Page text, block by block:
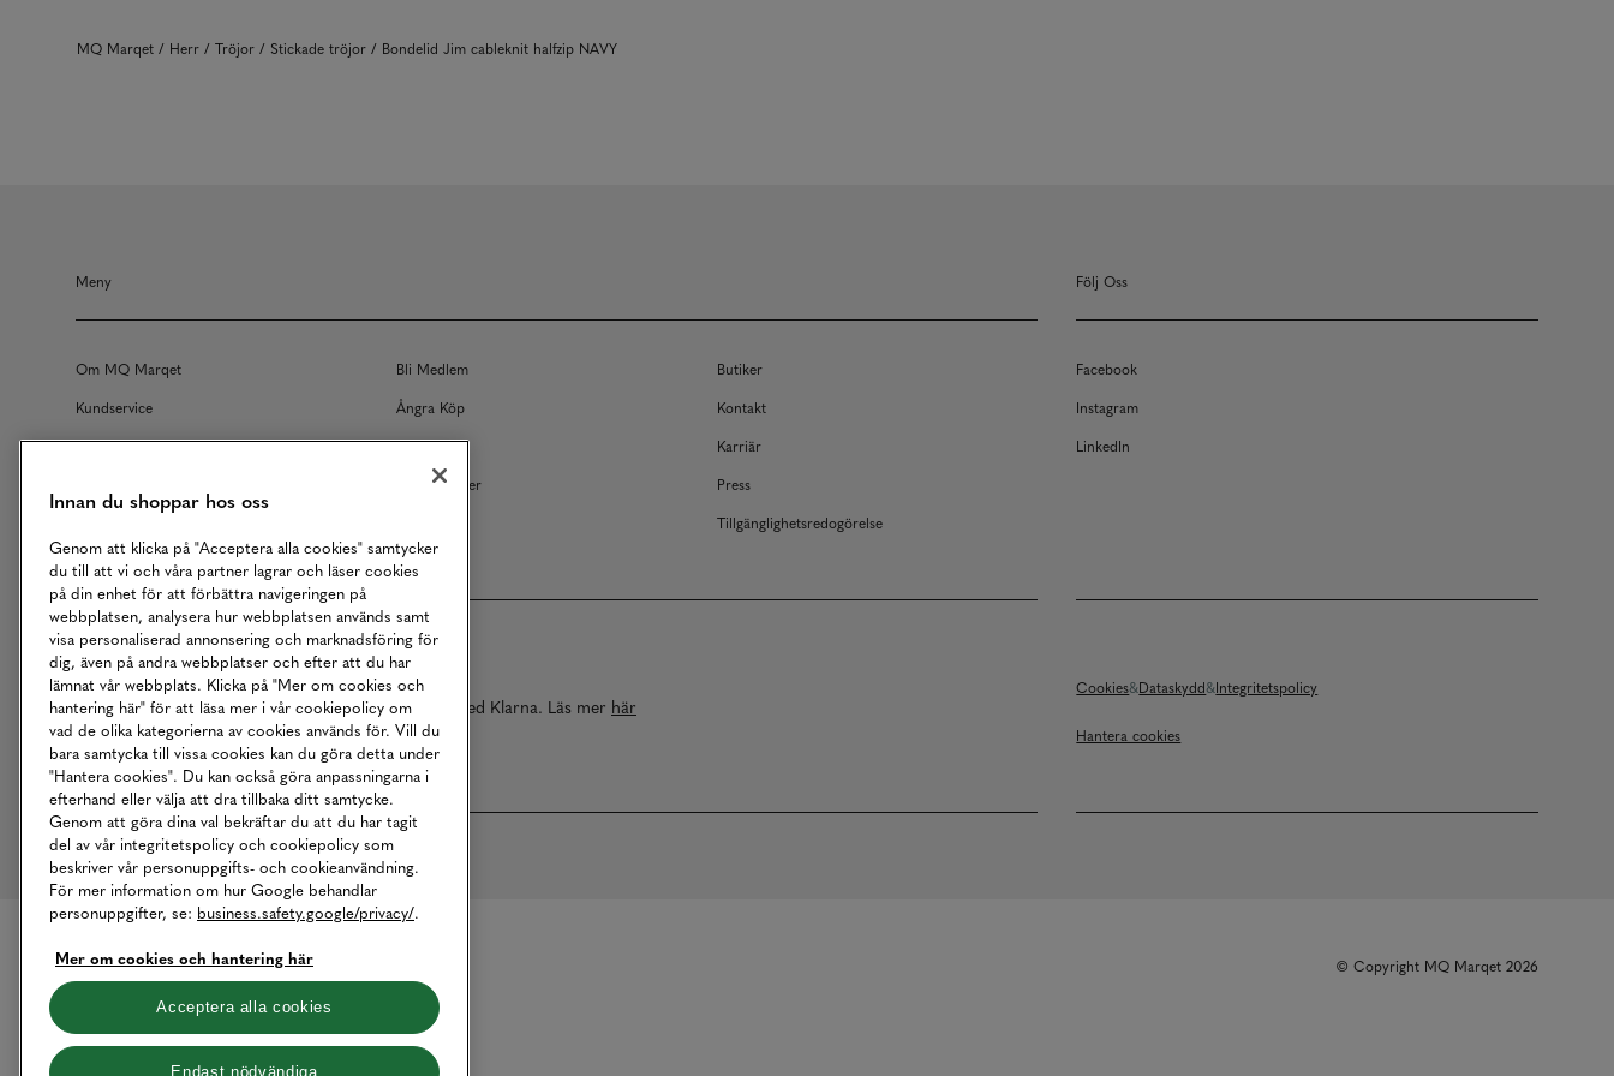
MQ Marqet Herr Tröjor Stickade tröjor Bondelid Jim cableknit halfzip NAVY
Meny
Om MQ Marqet Bli Medlem
Butiker
Kundservice
Ångra Köp
Kontakt
Returer
Köpvillkor
Karriär
Våra Tjänster
Press
Tillgänglighetsredogörelse
Följ Oss
Facebook
Instagram
LinkedIn
Betalningar online sköts i samarbete med Klarna. Läs mer här
Cookies Dataskydd Integritetspolicy
Hantera cookies
© Copyright MQ Marqet 2026
Innan du shoppar hos oss
Genom att klicka på "Acceptera alla cookies" samtycker
du till att vi och våra partner lagrar och läser cookies
på din enhet för att förbättra navigeringen på
webbplatsen, analysera hur webbplatsen används samt
visa personaliserad annonsering och marknadsföring för
dig, även på andra webbplatser och efter att du har
lämnat vår webbplats. Klicka på "Mer om cookies och
hantering här" för att läsa mer i vår cookiepolicy om
vad de olika kategorierna av cookies används för. Vill du
bara samtycka till vissa cookies kan du göra detta under
"Hantera cookies". Du kan också göra anpassningarna i
efterhand eller välja att dra tillbaka ditt samtycke.
Genom att göra dina val bekräftar du att du har tagit
del av vår integritetspolicy och cookiepolicy som
beskriver vår personuppgifts- och cookieanvändning.
För mer information om hur Google behandlar
personuppgifter, se: business.safety.google/privacy/.
Mer om cookies och hantering här
Acceptera alla cookies
Endast nödvändiga